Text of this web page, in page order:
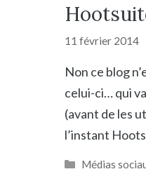
11 février 2014
Non ce blog
celui-ci… qui
(avant de les
l’instant
Catégories
Médias